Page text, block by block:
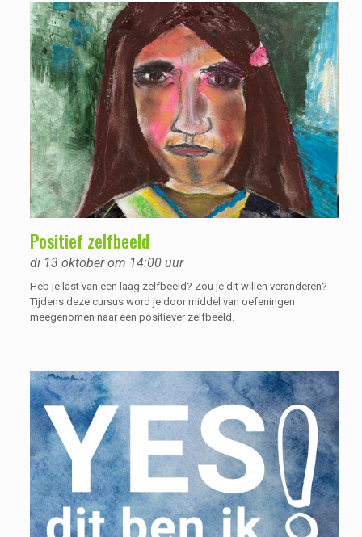
Positief zelfbeeld
di 13 oktober om 14:00 uur
Heb je last van een laag zelfbeeld? Zou je dit willen veranderen?
Tijdens deze cursus word je door middel van oefeningen
meegenomen naar een positiever zelfbeeld.